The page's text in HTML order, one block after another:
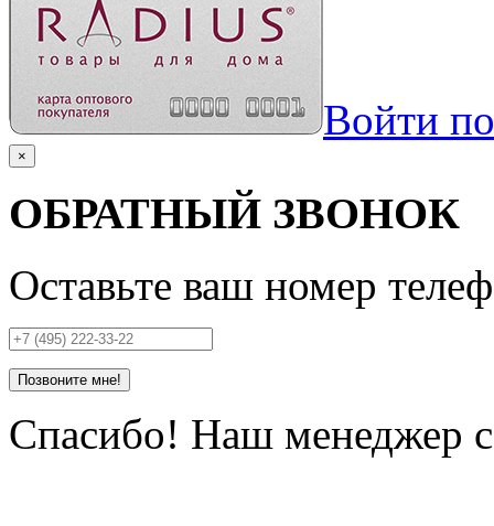
Войти
×
ОБРАТНЫЙ ЗВОНОК
Оставьте ваш номер
Позвоните мне!
Спасибо! Наш менеджер